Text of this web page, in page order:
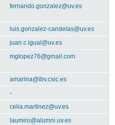
fernando.gonzalez@uv.es
luis.gonzalez-candelas@uv.es
juan.c.igual@uv.es
mglopez76@gmail.com
amarina@ibv.csic.es
-
celia.martinez@uv.es
laumiro@alumni.uv.es